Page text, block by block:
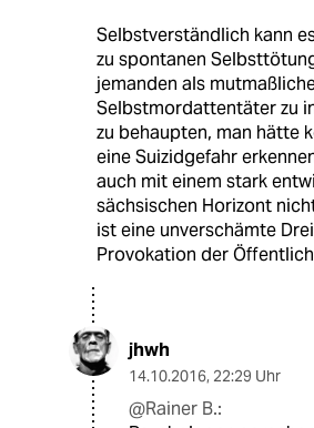
Selbstverständlich kann
zu spontanen
jemanden als
Selbstmordattentäter zu
zu behaupten, man hätte
eine Suizidgefahr
auch mit einem stark
sächsischen Horizont
ist eine unverschämte
Provokation der
jhwh
14.10.2016, 22:29 Uhr
@Rainer B.: